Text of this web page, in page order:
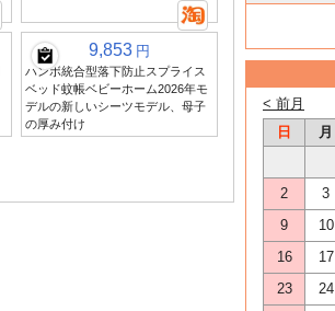
9,853 円
ハンボ統合型落下防止スプライス
ベッド蚊帳ベビーホーム2026年モ
デルの新しいシーツモデル、母子
の厚み付け
< 前月
日
月
2
3
9
10
16
17
23
24